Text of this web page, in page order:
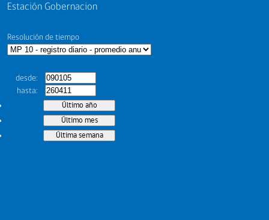
Estación Gobernacion
Resolución de tiempo
desde
hasta